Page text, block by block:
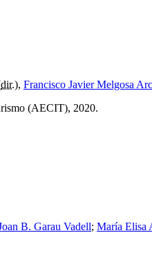
dir.), Francisco Javier Melgosa
(AECIT), 2020.
B. Garau Vadell; María Elisa